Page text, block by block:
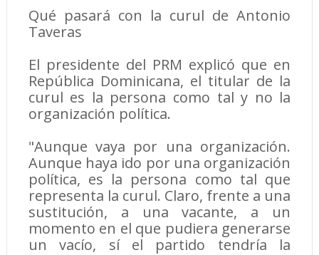
Qué pasará con la curul de Antonio
Taveras
El presidente del PRM explicó que en
República Dominicana, el titular de la
curul es la persona como tal y no la
organización política.
"Aunque vaya por una organización.
Aunque haya ido por una organización
política, es la persona como tal que
representa la curul. Claro, frente a una
sustitución, a una vacante, a un
momento en el que pudiera generarse
un vacío, sí el partido tendría la